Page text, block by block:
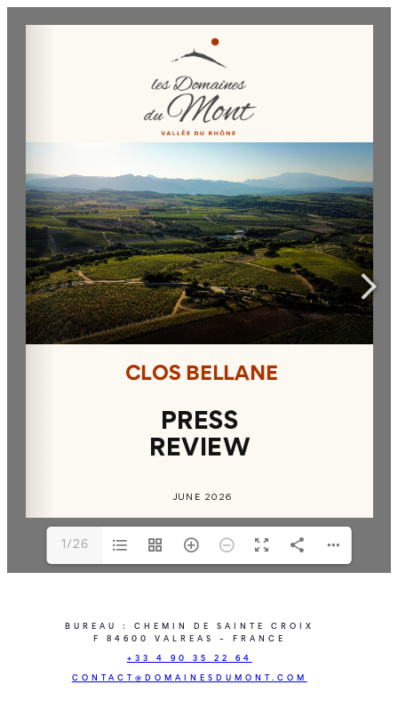
1/26
BUREAU : CHEMIN DE SAINTE CROIX
F 84600 VALREAS – FRANCE
+33 4 90 35 22 64
CONTACT@DOMAINESDUMONT.COM